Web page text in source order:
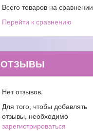
Всего товаров на сравнении
Перейти к сравнению
ОТЗЫВЫ
Нет отзывов.
Для того, чтобы добавлять
отзывы, необходимо
зарегистрироваться